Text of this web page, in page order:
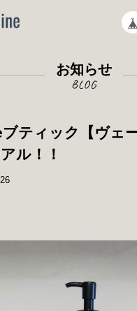
お知らせ
ティック【ヴェ
ル！！